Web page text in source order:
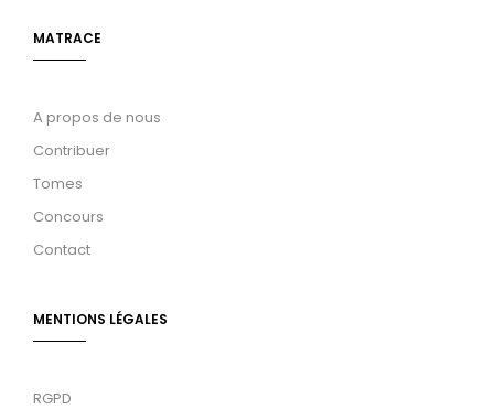
MATRACE
A propos de nous
Contribuer
Tomes
Concours
Contact
MENTIONS LÉGALES
RGPD